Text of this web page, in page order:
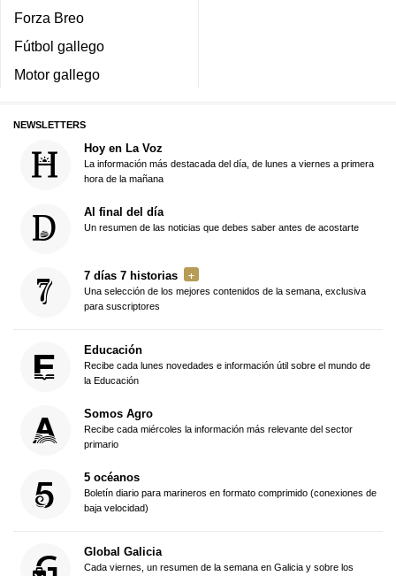
Forza Breo
Fútbol gallego
Motor gallego
NEWSLETTERS
Hoy en La Voz
La información más destacada del día, de lunes a viernes a primera
hora de la mañana
Al final del día
Un resumen de las noticias que debes saber antes de acostarte
7 días 7 historias
Una selección de los mejores contenidos de la semana, exclusiva
para suscriptores
Educación
Recibe cada lunes novedades e información útil sobre el mundo de
la Educación
Somos Agro
Recibe cada miércoles la información más relevante del sector
primario
5 océanos
Boletín diario para marineros en formato comprimido (conexiones de
baja velocidad)
Global Galicia
Cada viernes, un resumen de la semana en Galicia y sobre los